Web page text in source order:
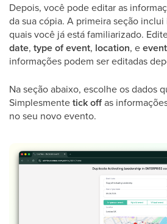
Depois, você pode editar as
da sua cópia. A primeira seção
quais você já está familiarizado.
date, type of event, location, e
informações podem ser editadas
Na seção abaixo, escolhe os dados
Simplesmentetick offas
no seu novo evento.